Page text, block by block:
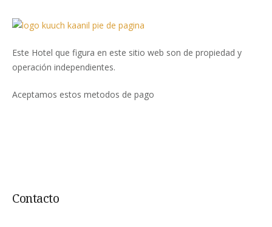
Este Hotel que figura en este sitio web son de propiedad y
operación independientes.
Aceptamos estos metodos de pago
Contacto